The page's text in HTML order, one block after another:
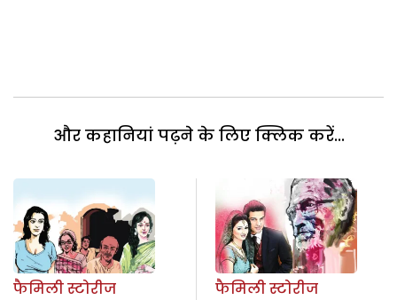
और कहानियां पढ़ने के लिए क्लिक करें...
फैमिली स्टोरीज
फैमिली स्टोरीज